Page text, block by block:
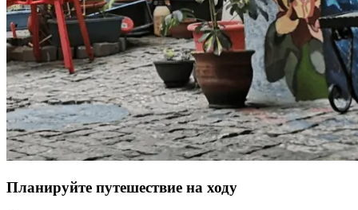
Планируйте путешествие на ходу